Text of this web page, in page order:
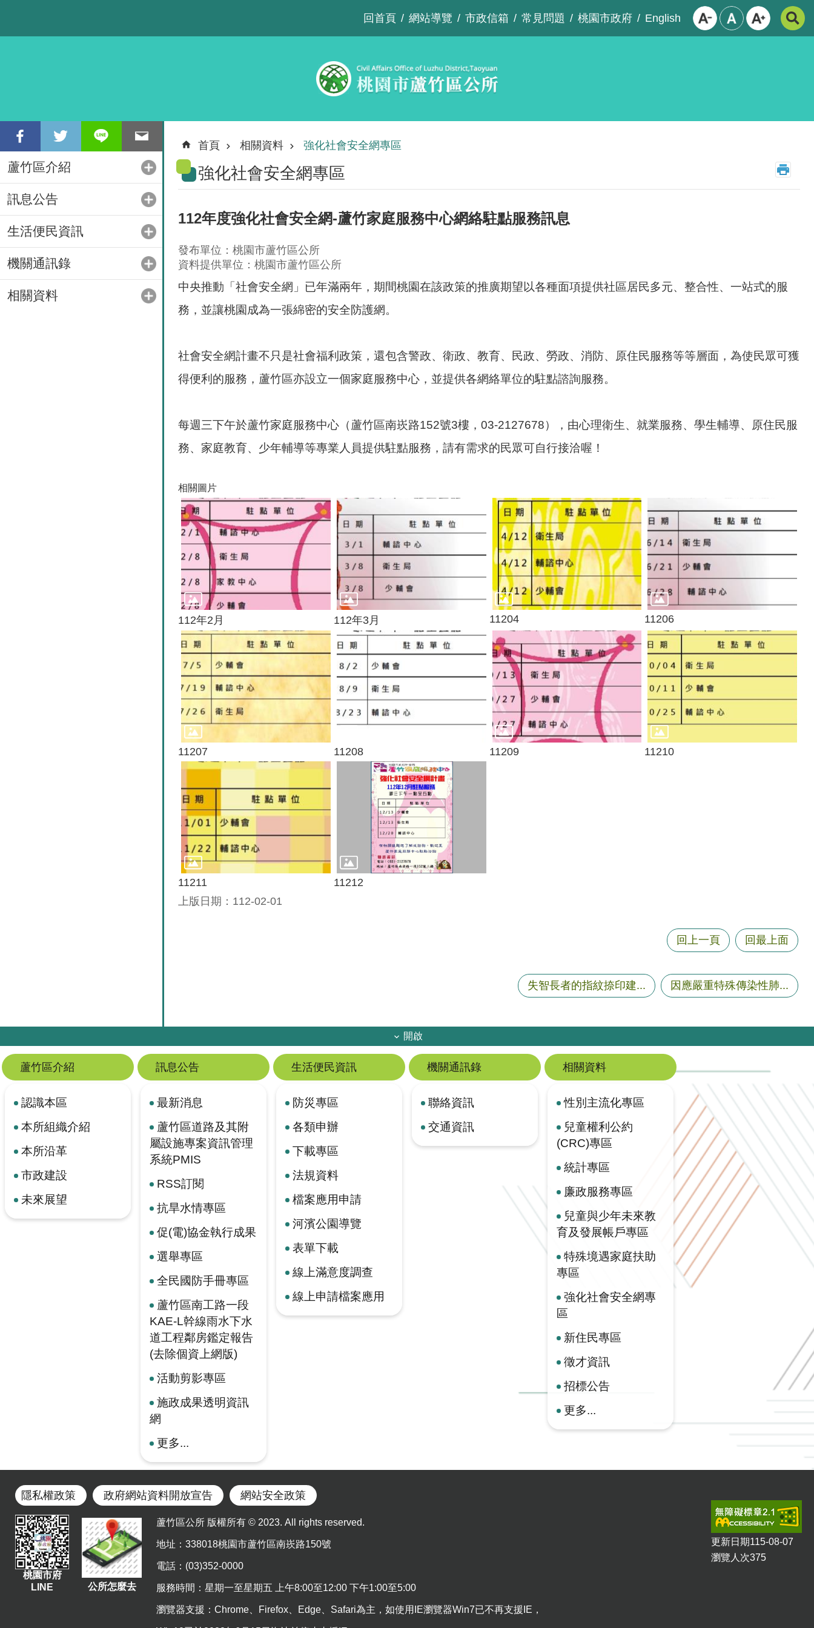
回首頁 網站導覽 市政信箱 常見問題 桃園市政府 English
蘆竹區介紹
訊息公告
生活便民資訊
機關通訊錄
相關資料
首頁 相關資料 強化社會安全網專區
強化社會安全網專區
112年度強化社會安全網-蘆竹家庭服務中心網絡駐點服務訊息
發布單位：桃園市蘆竹區公所
資料提供單位：桃園市蘆竹區公所
中央推動「社會安全網」已年滿兩年，期間桃園在該政策的推廣期望以各種面項提供社區居民多元、整合性、一站式的服
務，並讓桃園成為一張綿密的安全防護網。
社會安全網計畫不只是社會福利政策，還包含警政、衛政、教育、民政、勞政、消防、原住民服務等等層面，為使民眾可獲
得便利的服務，蘆竹區亦設立一個家庭服務中心，並提供各網絡單位的駐點諮詢服務。
每週三下午於蘆竹家庭服務中心（蘆竹區南崁路152號3樓，03-2127678），由心理衛生、就業服務、學生輔導、原住民服
務、家庭教育、少年輔導等專業人員提供駐點服務，請有需求的民眾可自行接洽喔！
相關圖片
112年2月 112年3月 11204 11206
11207 11208 11209 11210
11211
11212
上版日期：112-02-01
回上一頁 回最上面
失智長者的指紋捺印建... 因應嚴重特殊傳染性肺...
開啟
蘆竹區介紹
認識本區
本所組織介紹
本所沿革
市政建設
未來展望
訊息公告
最新消息
蘆竹區道路及其附
屬設施專案資訊管理
系統PMIS
RSS訂閱
抗旱水情專區
促(電)協金執行成果
選舉專區
全民國防手冊專區
蘆竹區南工路一段
KAE-L幹線雨水下水
道工程鄰房鑑定報告
(去除個資上網版)
活動剪影專區
施政成果透明資訊
網
更多...
生活便民資訊
防災專區
各類申辦
下載專區
法規資料
檔案應用申請
河濱公園導覽
表單下載
線上滿意度調查
線上申請檔案應用
機關通訊錄
聯絡資訊
交通資訊
相關資料
性別主流化專區
兒童權利公約
(CRC)專區
統計專區
廉政服務專區
兒童與少年未來教
育及發展帳戶專區
特殊境遇家庭扶助
專區
強化社會安全網專
區
新住民專區
徵才資訊
招標公告
更多...
隱私權政策 政府網站資料開放宣告 網站安全政策
桃園市府
LINE
公所怎麼去
蘆竹區公所 版權所有 © 2023. All rights reserved.
地址 ：338018桃園市蘆竹區南崁路150號
電話：(03)352-0000
服務時間：星期一至星期五 上午8:00至12:00 下午1:00至5:00
瀏覽器支援：Chrome、Firefox、Edge、Safari為主，如使用IE瀏覽器Win7已不再支援IE，
更新日期115-08-07
瀏覽人次375